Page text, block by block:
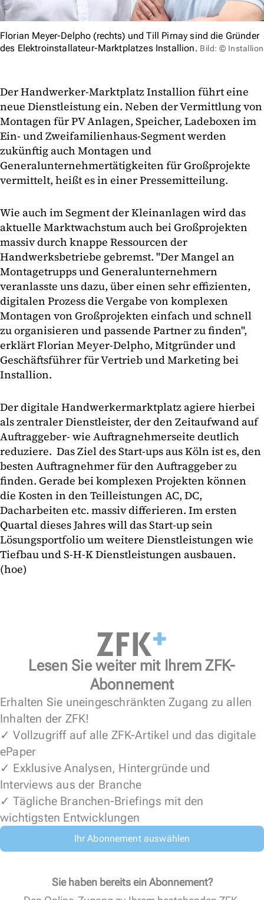
Florian Meyer-Delpho (rechts) und Till Pirnay sind die Gründer
des Elektroinstallateur-Marktplatzes Installion. Bild: © Installion
Der Handwerker-Marktplatz Installion führt eine
neue Dienstleistung ein. Neben der Vermittlung von
Montagen für PV Anlagen, Speicher, Ladeboxen im
Ein- und Zweifamilienhaus-Segment werden
zukünftig auch Montagen und
Generalunternehmertätigkeiten für Großprojekte
vermittelt, heißt es in einer Pressemitteilung.
Wie auch im Segment der Kleinanlagen wird das
aktuelle Marktwachstum auch bei Großprojekten
massiv durch knappe Ressourcen der
Handwerksbetriebe gebremst. "Der Mangel an
Montagetrupps und Generalunternehmern
veranlasste uns dazu, über einen sehr effizienten,
digitalen Prozess die Vergabe von komplexen
Montagen von Großprojekten einfach und schnell
zu organisieren und passende Partner zu finden",
erklärt Florian Meyer-Delpho, Mitgründer und
Geschäftsführer für Vertrieb und Marketing bei
Installion.
Der digitale Handwerkermarktplatz agiere hierbei
als zentraler Dienstleister, der den Zeitaufwand auf
Auftraggeber- wie Auftragnehmerseite deutlich
reduziere. Das Ziel des Start-ups aus Köln ist es, den
besten Auftragnehmer für den Auftraggeber zu
finden. Gerade bei komplexen Projekten können
die Kosten in den Teilleistungen AC, DC,
Dacharbeiten etc. massiv differieren. Im ersten
Quartal dieses Jahres will das Start-up sein
Lösungsportfolio um weitere Dienstleistungen wie
Tiefbau und S-H-K Dienstleistungen ausbauen.
(hoe)
Lesen Sie weiter mit Ihrem ZFK-
Abonnement
Erhalten Sie uneingeschränkten Zugang zu allen
Inhalten der ZFK!
✓ Vollzugriff auf alle ZFK-Artikel und das digitale
ePaper
✓ Exklusive Analysen, Hintergründe und
Interviews aus der Branche
✓ Tägliche Branchen-Briefings mit den
wichtigsten Entwicklungen
Ihr Abonnement auswählen
Sie haben bereits ein Abonnement?